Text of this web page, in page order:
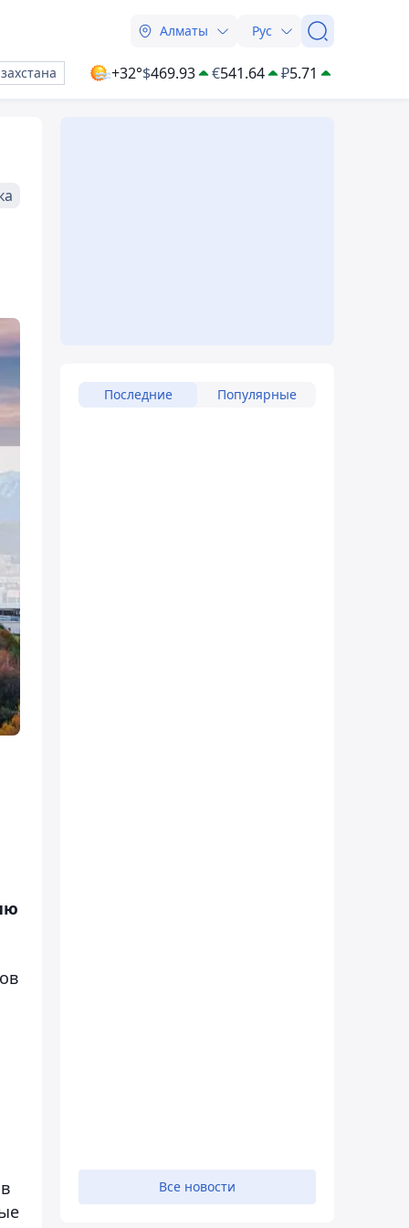
Алматы Рус
+32°$469.93 €541.64 ₽5.71
Последние Популярные
Все новости